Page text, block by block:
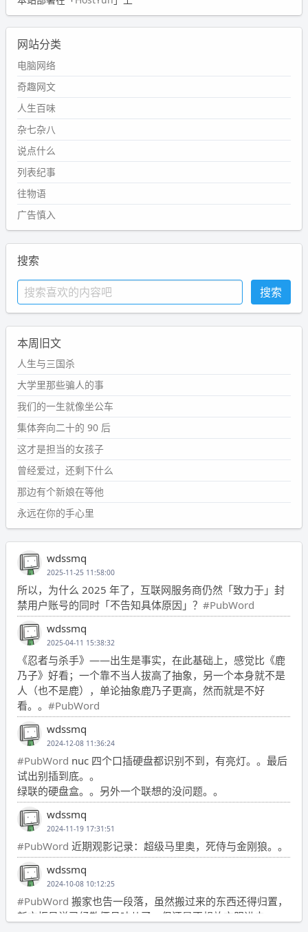
网站分类
电脑网络
奇趣网文
人生百味
杂七杂八
说点什么
列表纪事
往物语
广告慎入
搜索
本周旧文
人生与三国杀
大学里那些骗人的事
我们的一生就像坐公车
集体奔向二十的 90 后
这才是担当的女孩子
曾经爱过，还剩下什么
那边有个新娘在等他
永远在你的手心里
wdssmq
2025-11-25 11:58:00
所以，为什么 2025 年了，互联网服务商仍然「致力于」封
禁用户账号的同时「不告知具体原因」？ #PubWord
wdssmq
2025-04-11 15:38:32
《忍者与杀手》——出生是事实，在此基础上，感觉比《鹿
乃子》好看；一个靠不当人拔高了抽象，另一个本身就不是
人（也不是鹿），单论抽象鹿乃子更高，然而就是不好
看。。 #PubWord
wdssmq
2024-12-08 11:36:24
#PubWord nuc 四个口插硬盘都识别不到，有亮灯。。最后
试出别插到底。。
绿联的硬盘盒。。另外一个联想的没问题。。
wdssmq
2024-11-19 17:31:51
#PubWord 近期观影记录：超级马里奥，死侍与金刚狼。。
wdssmq
2024-10-08 10:12:25
#PubWord 搬家也告一段落，虽然搬过来的东西还得归置，
新衣柜虽说已经散俩月味儿了，但还是不想放衣服进去。